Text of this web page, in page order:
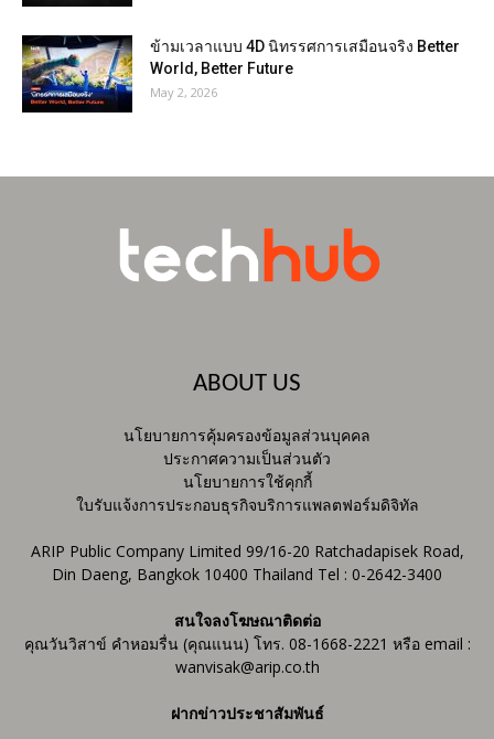
ข้ามเวลาแบบ 4D นิทรรศการเสมือนจริง Better
World, Better Future
May 2, 2026
ABOUT US
นโยบายการคุ้มครองข้อมูลส่วนบุคคล
ประกาศความเป็นส่วนตัว
นโยบายการใช้คุกกี้
ใบรับแจ้งการประกอบธุรกิจบริการแพลตฟอร์มดิจิทัล
ARIP Public Company Limited 99/16-20 Ratchadapisek Road,
Din Daeng, Bangkok 10400 Thailand Tel : 0-2642-3400
สนใจลงโฆษณาติดต่อ
คุณวันวิสาข์ คำหอมรื่น (คุณแนน) โทร. 08-1668-2221 หรือ email :
wanvisak@arip.co.th
ฝากข่าวประชาสัมพันธ์